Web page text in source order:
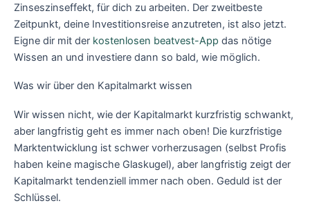
Zinseszinseffekt, für dich zu arbeiten. Der zweitbeste
Zeitpunkt, deine Investitionsreise anzutreten, ist also jetzt.
Eigne dir mit der kostenlosen beatvest-App das nötige
Wissen an und investiere dann so bald, wie möglich.
‍Was wir über den Kapitalmarkt wissen
Wir wissen nicht, wie der Kapitalmarkt kurzfristig schwankt,
aber langfristig geht es immer nach oben! Die kurzfristige
Marktentwicklung ist schwer vorherzusagen (selbst Profis
haben keine magische Glaskugel), aber langfristig zeigt der
Kapitalmarkt tendenziell immer nach oben. Geduld ist der
Schlüssel.